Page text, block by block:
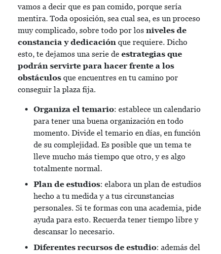
vamos a decir que es pan comido, porque sería
mentira. Toda oposición, sea cual sea, es un proceso
muy complicado, sobre todo por los niveles de
constancia y dedicación que requiere. Dicho
esto, te dejamos una serie de estrategias que
podrán servirte para hacer frente a los
obstáculos que encuentres en tu camino por
conseguir la plaza fija.
Organiza el temario: establece un calendario
para tener una buena organización en todo
momento. Divide el temario en días, en función
de su complejidad. Es posible que un tema te
lleve mucho más tiempo que otro, y es algo
totalmente normal.
Plan de estudios: elabora un plan de estudios
hecho a tu medida y a tus circunstancias
personales. Si te formas con una academia, pide
ayuda para esto. Recuerda tener tiempo libre y
descansar lo necesario.
Diferentes recursos de estudio: además del